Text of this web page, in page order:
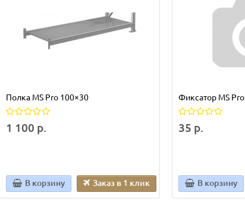
Полка MS Pro 100×30
1 100 р.
В корзину Заказ в 1 клик
Фиксатор MS Pro
35 р.
В корзину